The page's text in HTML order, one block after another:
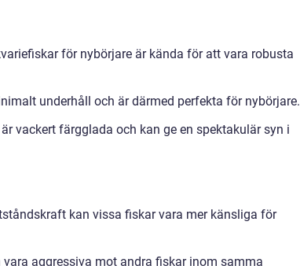
för nybörjare är kända för att vara robusta
underhåll och är därmed perfekta för nybörjare.
vackert färgglada och kan ge en spektakulär syn i
kan vissa fiskar vara mer känsliga för
aggressiva mot andra fiskar inom samma